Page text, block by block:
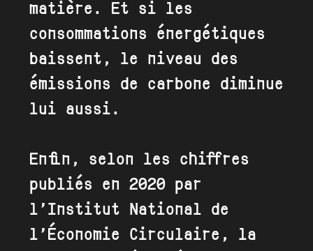
matière. Et si les
consommations énergétiques
baissent, le niveau des
émissions de carbone diminue
lui aussi.
Enfin, selon les chiffres
publiés en 2020 par
l’Institut National de
l’Économie Circulaire, la